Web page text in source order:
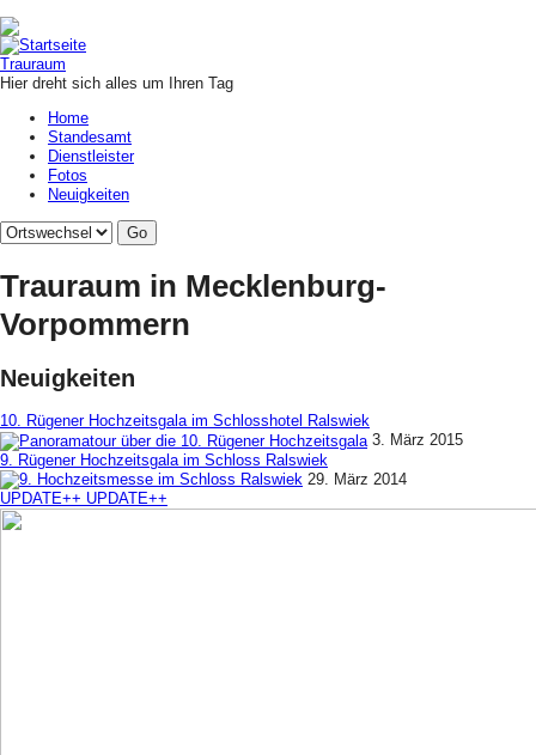
Jump to navigation
Trauraum
Hier dreht sich alles um Ihren Tag
Home
Standesamt
Dienstleister
Fotos
Neuigkeiten
Trauraum in Mecklenburg-
Vorpommern
Neuigkeiten
10. Rügener Hochzeitsgala im Schlosshotel Ralswiek
3. März 2015
9. Rügener Hochzeitsgala im Schloss Ralswiek
29. März 2014
UPDATE++ UPDATE++